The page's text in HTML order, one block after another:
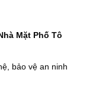
Mặt Phố Tô
bảo vệ an ninh